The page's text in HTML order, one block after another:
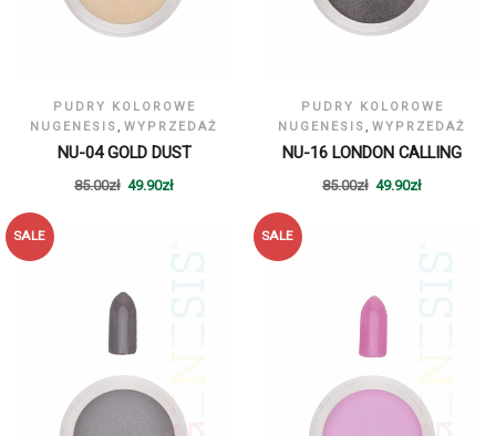
PUDRY KOLOROWE
NUGENESIS, WYPRZEDAŻ
NU-04 GOLD DUST
85.00zł 49.90zł
PUDRY KOLOROWE
NUGENESIS, WYPRZEDAŻ
NU-16 LONDON CALLING
85.00zł 49.90zł
SALE SALE